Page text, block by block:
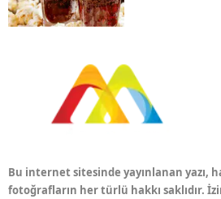
Bu internet sitesinde yayınlanan yazı,
fotoğrafların her türlü hakkı saklıdır.